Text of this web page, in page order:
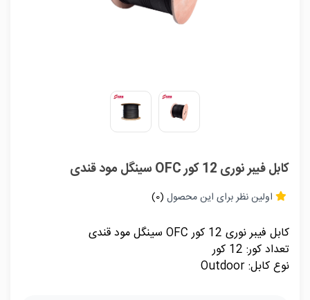
کابل فيبر نوری 12 کور OFC سينگل مود قندی
اولین نظر برای این محصول (0)
کابل فيبر نوری 12 کور OFC سينگل مود قندی
تعداد کور: 12 کور
نوع کابل: Outdoor